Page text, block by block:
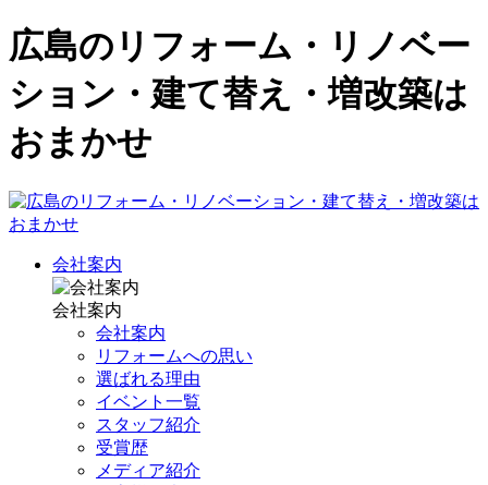
広島のリフォーム・リノベー
ション・建て替え・増改築は
おまかせ
会社案内
会社案内
会社案内
リフォームへの思い
選ばれる理由
イベント一覧
スタッフ紹介
受賞歴
メディア紹介